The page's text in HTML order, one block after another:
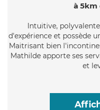
à 5km
Intuitive,
d'expérience et possède
Maitrisant bien
Mathilde apporte ses
et